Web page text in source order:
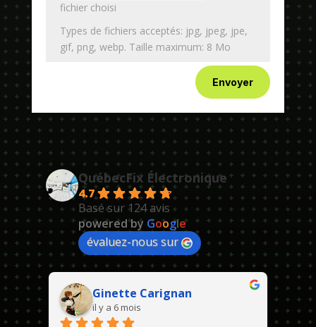
fichier choisi
Types de fichiers acceptés: jpg, jpeg, jpe,
gif, png, webp. Taille maximum: 8 Mo
Envoyer
QuébecFix Électronique
4.7
Basé sur 124 avis
powered by Google
évaluez-nous sur
Ginette Carignan
il y a 6 mois